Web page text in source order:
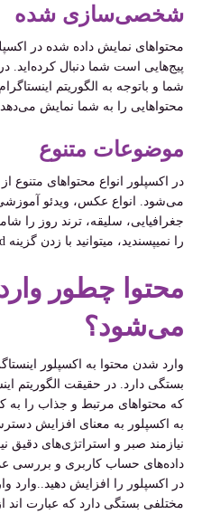
شخصی‌سازی شده
محتواهای نمایش داده شده در
پیج‌هایی است شما دنبال کرده‌اید.
شما و باتوجه به الگوریتم
محتواهایی را به شما نمایش
موضوعات متنوع
در اکسپلور انواع محتواهای متنوع
می‌شود. انواع عکس، ویدئو
جغرافیایی، سلیقه، ترند روز را
را نمیپسندید، میتوانید با زدن گزینه Not intersted را بزنید.
محتوا چطور
می‌شود؟
وارد شدن محتوا به اکسپلور
بستگی دارد. در حقیقت الگوریتم
که محتواهای مرتبط و جذاب را به
به اکسپلور به معنای افزایش
نیازمند صبر و استراتژی‌های دقیق
داده‌های حساب کاربری و بررسی
در اکسپلور را افزایش دهید..وارد
مختلفی بستگی دارد که عبارت اند